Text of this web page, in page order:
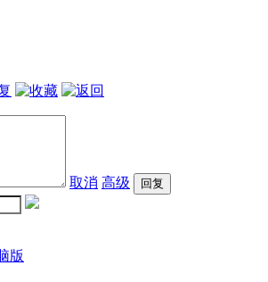
取消 高级
版